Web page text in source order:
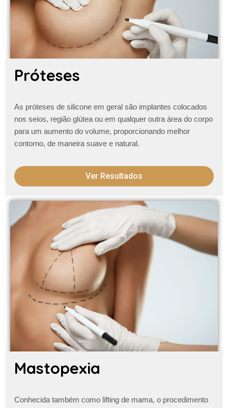
Próteses
As próteses de silicone em geral são implantes colocados
nos seios, região glútea ou em qualquer outra área do corpo
para um aumento do volume, proporcionando melhor
contorno, de maneira suave e natural.
Ver Resultados
Mastopexia
Conhecida também como lifting de mama, o procedimento